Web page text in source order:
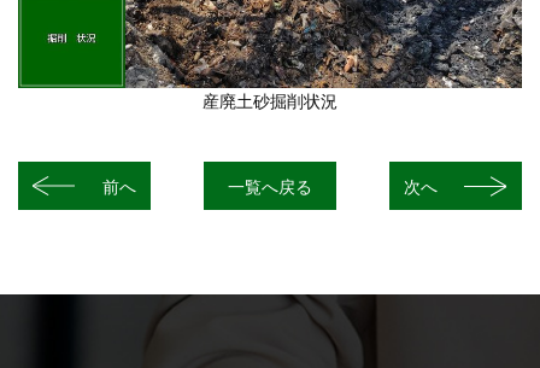
産廃土砂掘削状況
前へ 一覧へ戻る 次へ